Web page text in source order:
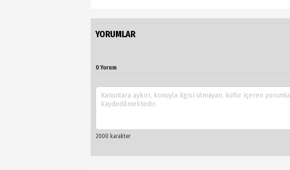
YORUMLAR
0 Yorum